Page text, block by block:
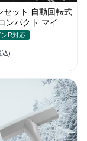
セット 自動回転式
ンパクト マイク
高圧洗浄
ンR対応
込)